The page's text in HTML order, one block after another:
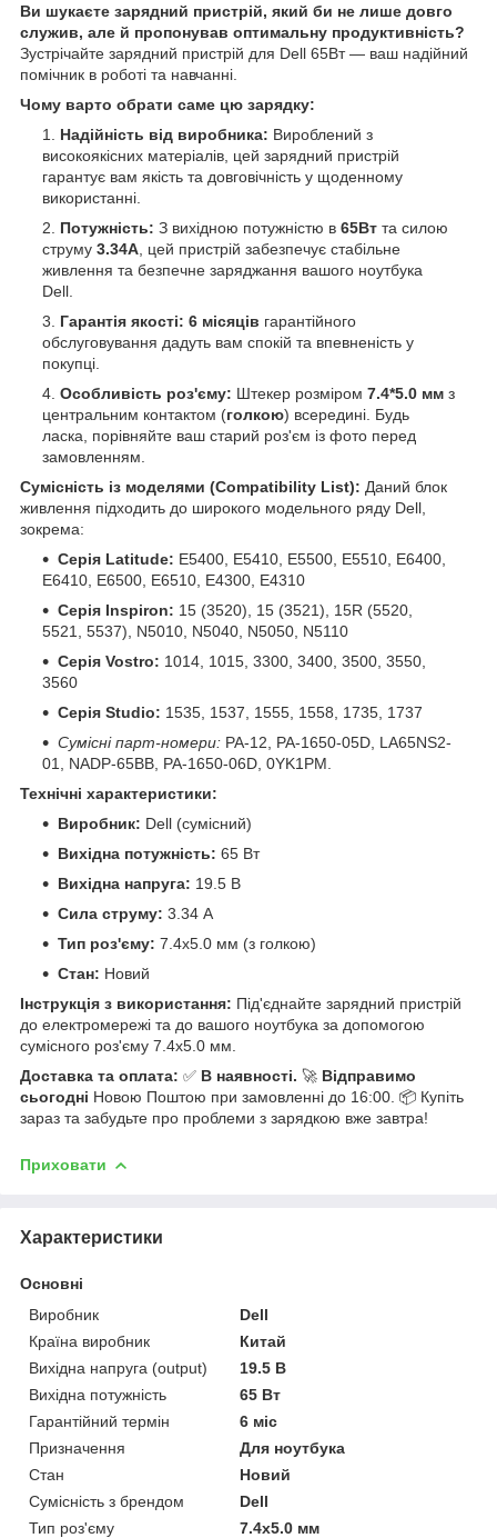
Ви шукаєте зарядний пристрій, який би не лише довго
служив, але й пропонував оптимальну продуктивність?
Зустрічайте зарядний пристрій для Dell 65Вт — ваш надійний
помічник в роботі та навчанні.
Чому варто обрати саме цю зарядку:
Надійність від виробника: Вироблений з
високоякісних матеріалів, цей зарядний пристрій
гарантує вам якість та довговічність у щоденному
використанні.
Потужність: З вихідною потужністю в 65Вт та силою
струму 3.34А , цей пристрій забезпечує стабільне
живлення та безпечне заряджання вашого ноутбука
Dell.
Гарантія якості: 6 місяців гарантійного
обслуговування дадуть вам спокій та впевненість у
покупці.
Особливість роз'єму: Штекер розміром 7.4*5.0 мм з
центральним контактом (голкою) всередині. Будь
ласка, порівняйте ваш старий роз'єм із фото перед
замовленням.
Сумісність із моделями (Compatibility List): Даний блок
живлення підходить до широкого модельного ряду Dell,
зокрема:
Серія Latitude: E5400, E5410, E5500, E5510, E6400,
E6410, E6500, E6510, E4300, E4310
Серія Inspiron: 15 (3520), 15 (3521), 15R (5520,
5521, 5537), N5010, N5040, N5050, N5110
Серія Vostro: 1014, 1015, 3300, 3400, 3500, 3550,
3560
Серія Studio: 1535, 1537, 1555, 1558, 1735, 1737
Сумісні парт-номери: PA-12, PA-1650-05D, LA65NS2-
01, NADP-65BB, PA-1650-06D, 0YK1PM.
Технічні характеристики:
Виробник: Dell (сумісний)
Вихідна потужність: 65 Вт
Вихідна напруга: 19.5 В
Сила струму: 3.34 А
Тип роз'єму: 7.4x5.0 мм (з голкою)
Стан: Новий
Інструкція з використання: Під'єднайте зарядний пристрій
до електромережі та до вашого ноутбука за допомогою
сумісного роз'єму 7.4x5.0 мм.
Доставка та оплата: ✅ В наявності. 🚀 Відправимо
сьогодні Новою Поштою при замовленні до 16:00. 📦 Купіть
зараз та забудьте про проблеми з зарядкою вже завтра!
Приховати
Характеристики
Основні
Виробник
Dell
Країна виробник
Китай
Вихідна напруга (output)
19.5 В
Вихідна потужність
65 Вт
Гарантійний термін
6 міс
Призначення
Для ноутбука
Стан
Новий
Сумісність з брендом
Dell
Тип роз'єму
7.4x5.0 мм